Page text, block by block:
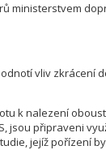
ministerstvem
vliv zkrácení
k nalezení
jsou připraveni
jejíž pořízení